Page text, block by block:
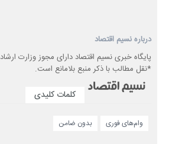
درباره نسیم اقتصاد
پایگاه خبری نسیم اقتصاد دارای مجوز وزارت ارشاد
*نقل مطالب با ذکر منبع بلامانع است.
کلمات کلیدی
وام‌های فوری بدون ضامن